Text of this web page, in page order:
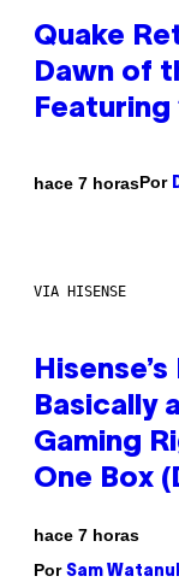
Quake
Dawn of
Featuring
hace 7 horasPor
VIA HISENSE
Basically
Gaming
One Box
hace 7 horas
Por Sam